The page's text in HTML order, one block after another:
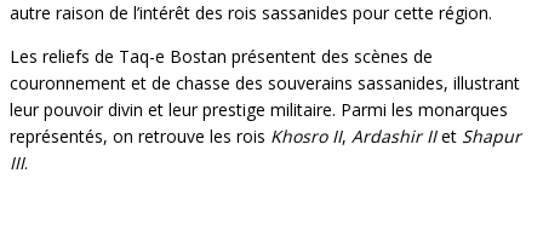
autre raison de l’intérêt des rois sassanides pour cette région.
Les reliefs de Taq-e Bostan présentent des scènes de
couronnement et de chasse des souverains sassanides, illustrant
leur pouvoir divin et leur prestige militaire. Parmi les monarques
représentés, on retrouve les rois Khosro II, Ardashir IIet Shapur
III.